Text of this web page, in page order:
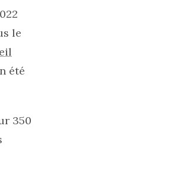
le
été
350